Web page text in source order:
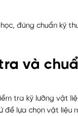
đúng chuẩn kỹ
tra và
tra kỹ lưỡng vật
để lựa chọn vật